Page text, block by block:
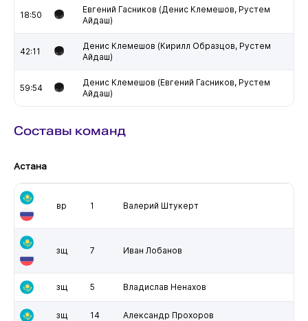
18:50
Евгений Гасников (Денис Клемешов, Рустем
Айдаш)
42:11
Денис Клемешов (Кирилл Образцов, Рустем
Айдаш)
59:54
Денис Клемешов (Евгений Гасников, Рустем
Айдаш)
Составы команд
Астана
вр 1 Валерий Штукерт
зщ 7 Иван Лобанов
зщ 5 Владислав Ненахов
зщ 14 Александр Прохоров